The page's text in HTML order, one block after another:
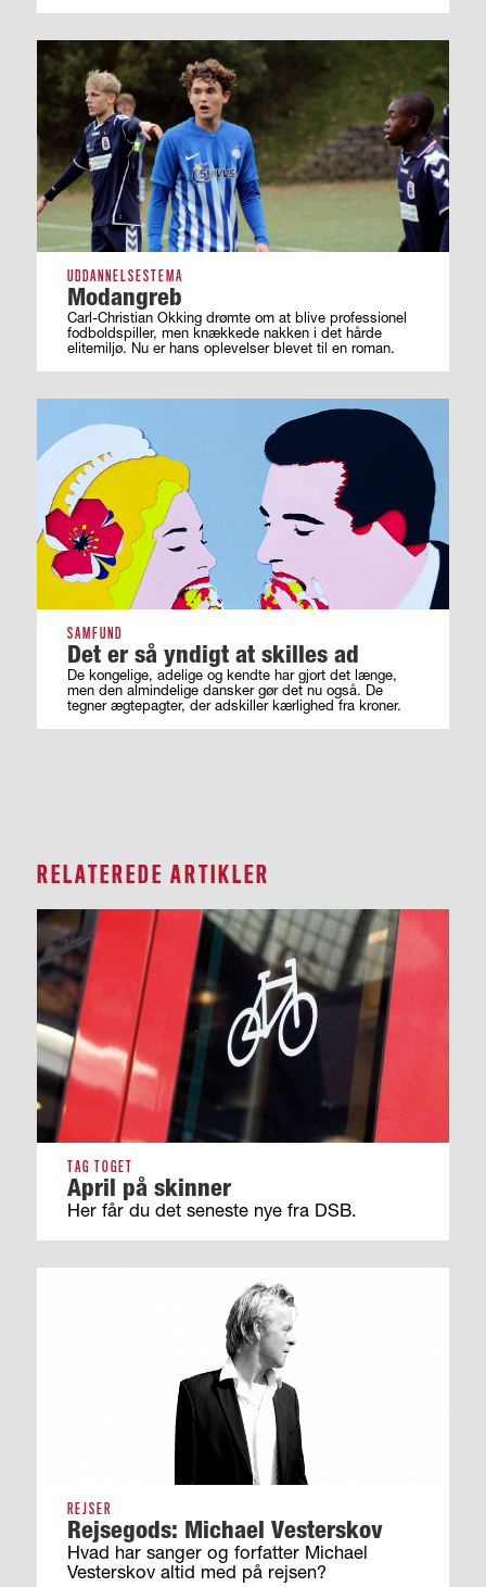
UDDANNELSESTEMA
Modangreb
Carl-Christian Okking drømte om at blive professionel
fodboldspiller, men knækkede nakken i det hårde
elitemiljø. Nu er hans oplevelser blevet til en roman.
SAMFUND
Det er så yndigt at skilles ad
De kongelige, adelige og kendte har gjort det længe,
men den almindelige dansker gør det nu også. De
tegner ægtepagter, der adskiller kærlighed fra kroner.
RELATEREDE ARTIKLER
TAG TOGET
April på skinner
Her får du det seneste nye fra DSB.
REJSER
Rejsegods: Michael Vesterskov
Hvad har sanger og forfatter Michael
Vesterskov altid med på rejsen?